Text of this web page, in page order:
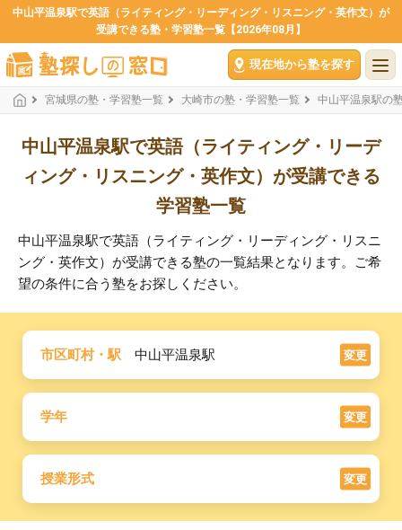
中山平温泉駅で英語（ライティング・リーディング・リスニング・英作文）が
受講できる塾・学習塾一覧【2026年08月】
現在地から塾を探す
宮城県の塾・学習塾一覧 大崎市の塾・学習塾一覧 中山平温泉駅の
中山平温泉駅で英語（ライティング・リーデ
ィング・リスニング・英作文）が受講できる
学習塾一覧
中山平温泉駅で英語（ライティング・リーディング・リスニ
ング・英作文）が受講できる塾の一覧結果となります。ご希
望の条件に合う塾をお探しください。
市区町村・駅 中山平温泉駅 変更
学年 変更
授業形式 変更